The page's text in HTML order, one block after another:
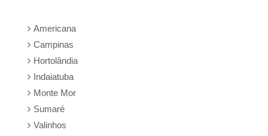
Americana
Campinas
Hortolândia
Indaiatuba
Monte Mor
Sumaré
Valinhos